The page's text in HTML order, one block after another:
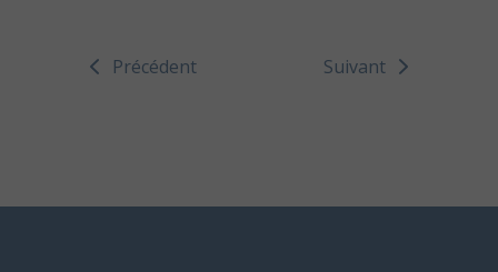
Précédent Suivant